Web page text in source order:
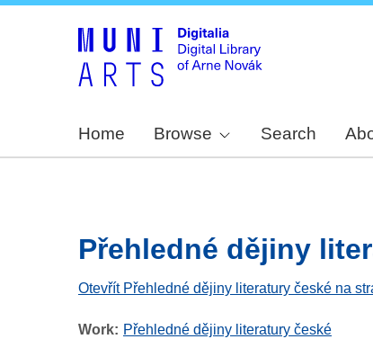
Home Browse Search
Přehledné dějiny
Otevřít Přehledné dějiny literatury české na
Work
Přehledné dějiny literatury české